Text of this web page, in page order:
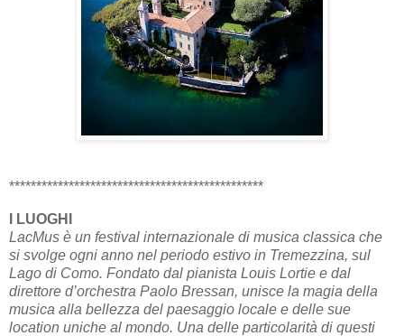
***********************************************
I LUOGHI
LacMus è un festival internazionale di musica classica che
si svolge ogni anno nel periodo estivo in Tremezzina, sul
Lago di Como. Fondato dal pianista Louis Lortie e dal
direttore d’orchestra Paolo Bressan, unisce la magia della
musica alla bellezza del paesaggio locale e delle sue
location uniche al mondo. Una delle particolarità di questi